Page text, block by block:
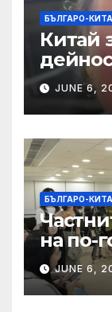
БЪЛГАРО-
Китай
JUNE 6,
БЪЛГАРО-
на по-
JUNE 6,